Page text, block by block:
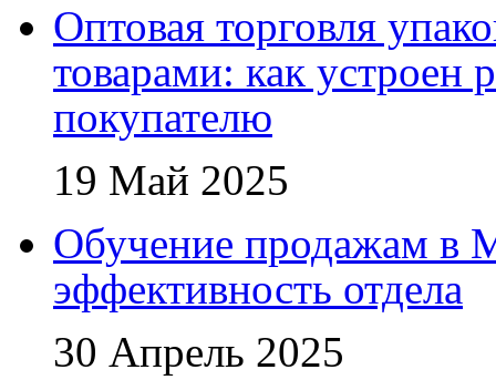
Оптовая торговля
товарами: как устроен
покупателю
19 Май 2025
Обучение продажам в
эффективность отдела
30 Апрель 2025